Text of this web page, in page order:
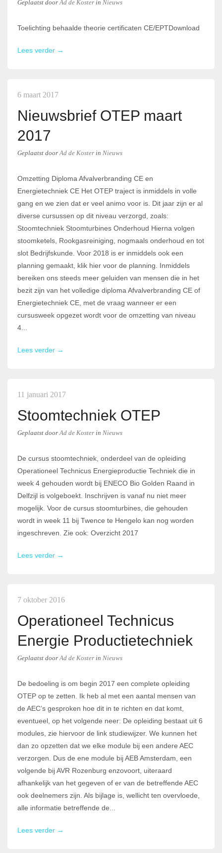
Geplaatst doorAd de Koster in Nieuws
Toelichting behaalde theorie certificaten CE/EPTDownload
Lees verder →
6 maart 2017
Nieuwsbrief OTEP maart
2017
Geplaatst doorAd de Koster in Nieuws
Omzetting Diploma Afvalverbranding CE en
Energietechniek CE Het OTEP traject is inmiddels in volle
gang en we zien dat er veel animo voor is. Dit jaar zijn er al
diverse cursussen op dit niveau verzorgd, zoals:
Stoomtechniek Stoomturbines Onderhoud Hierna volgen
stoomketels, Rookgasreiniging, nogmaals onderhoud en tot
slot Bedrijfskunde. Voor 2018 is er inmiddels ook een
planning gemaakt, klik hier voor de planning. Inmiddels
bereiken ons steeds meer geluiden van mensen die in het
bezit zijn van het volledige diploma Afvalverbranding CE of
Energietechniek CE, met de vraag wanneer er een
cursusweek opgezet wordt voor de omzetting van niveau
4...
Lees verder →
11 januari 2017
Stoomtechniek OTEP
Geplaatst doorAd de Koster in Nieuws
De cursus stoomtechniek, onderdeel van de opleiding
Operationeel Technicus Energieproductie Techniek die in
week 4 gehouden wordt bij ENECO Bio Golden Raand in
Delfzijl is volgeboekt. Inschrijven is vanaf nu niet meer
mogelijk. Voor de cursus stoomturbines, die gehouden
wordt in week 11 bij Twence te Hengelo kan nog worden
ingeschreven. Zie ook: Overzicht 2017
Lees verder →
7 oktober 2016
Operationeel Technicus
Energie Productietechniek
Geplaatst doorAd de Koster in Nieuws
De bedoeling is om begin 2017 een complete opleiding
OTEP op te zetten. Ik heb al met een aantal mensen van
de AEC’s gesproken hoe dit in te richten en dat komt,
eventueel, op het volgende neer: De opleiding bestaat uit 6
modules, zie hiervoor de link studiewijzer. We kunnen het
dan zo opzetten dat we elke module bij een andere AEC
verzorgen. Dus de ene module bij AEB Amsterdam, een
volgende bij AVR Rozenburg enzovoort, uiteraard
afhankelijk van het gegeven of er van de betreffende AEC
ook deelnemers zijn. Als bijlage is, wellicht ten overvloede,
alle informatie betreffende de...
Lees verder →